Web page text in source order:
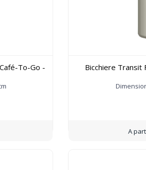
To-Go -
Bicchiere Transit